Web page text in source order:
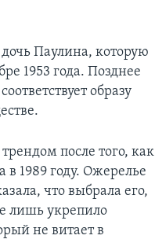
дочь Паулина, которую
1953 года. Позднее
образу
после того, как
1989 году. Ожерелье
что выбрала его,
лишь укрепило
не витает в